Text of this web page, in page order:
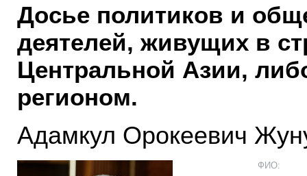
Досье политиков и
деятелей, живущих в
Центральной Азии,
регионом.
Адамкул Орокеевич
ФИО: